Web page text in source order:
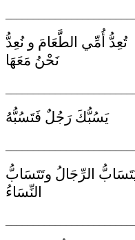
تُعِدُّ أُمِّي الطَّعَامَ و نُعِدُّ
نَحْنُ مَعَهَا
يَسُبُّكَ رَجُلٌ فَتَسُبُّهُ
الرِّجَالُ وتَتَسَابُّ
النِّسَاءُ